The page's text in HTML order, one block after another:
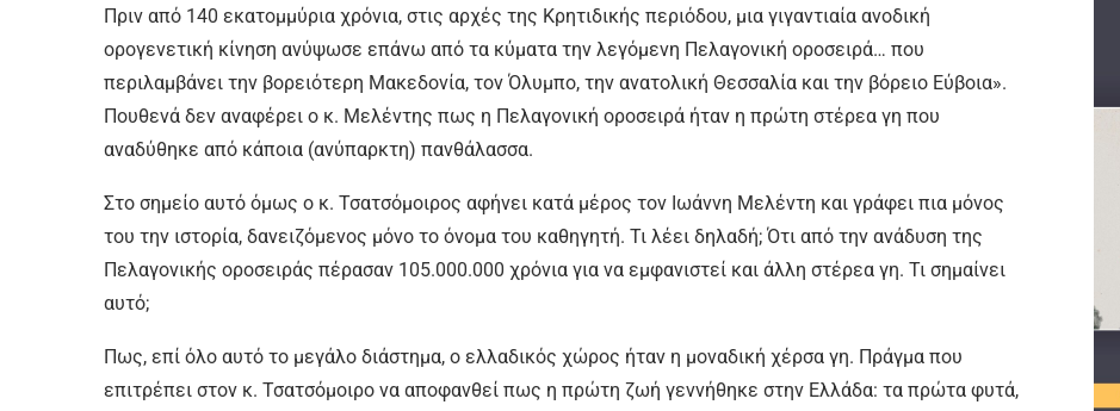
Πριν από 140 εκατομμύρια χρόνια, στις αρχές της Κρητιδικής περιόδου, μια γιγαντιαία ανοδική
ορογενετική κίνηση ανύψωσε επάνω από τα κύματα την λεγόμενη Πελαγονική οροσειρά… που
περιλαμβάνει την βορειότερη Μακεδονία, τον Όλυμπο, την ανατολική Θεσσαλία και την βόρειο Εύβοια».
Πουθενά δεν αναφέρει ο κ. Μελέντης πως η Πελαγονική οροσειρά ήταν η πρώτη στέρεα γη που
αναδύθηκε από κάποια (ανύπαρκτη) πανθάλασσα.
Στο σημείο αυτό όμως ο κ. Τσατσόμοιρος αφήνει κατά μέρος τον Ιωάννη Μελέντη και γράφει πια μόνος
του την ιστορία, δανειζόμενος μόνο το όνομα του καθηγητή. Τι λέει δηλαδή; Ότι από την ανάδυση της
Πελαγονικής οροσειράς πέρασαν 105.000.000 χρόνια για να εμφανιστεί και άλλη στέρεα γη. Τι σημαίνει
αυτό;
Πως, επί όλο αυτό το μεγάλο διάστημα, ο ελλαδικός χώρος ήταν η μοναδική χέρσα γη. Πράγμα που
επιτρέπει στον κ. Τσατσόμοιρο να αποφανθεί πως η πρώτη ζωή γεννήθηκε στην Ελλάδα: τα πρώτα φυτά,